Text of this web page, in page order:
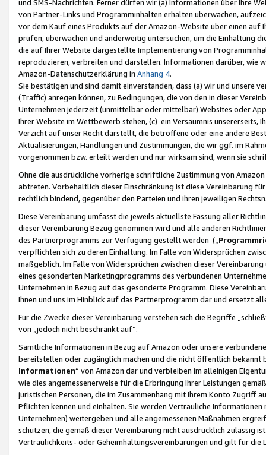
und SMS-Nachrichten. Ferner dürfen wir (a) Informationen über Ihre
von Partner-Links und Programminhalten erhalten überwachen,
vor dem Kauf eines Produkts auf der Amazon-Website über einen
prüfen, überwachen und anderweitig untersuchen, um die Einhaltung
die auf Ihrer Website dargestellte Implementierung von
reproduzieren, verbreiten und darstellen. Informationen darüber, wie
Amazon-Datenschutzerklärung in Anhang 4.
Sie bestätigen und sind damit einverstanden, dass (a) wir und
(Traffic) anregen können, zu Bedingungen, die von den in dieser
Unternehmen jederzeit (unmittelbar oder mittelbar) Websites oder
Ihrer Website im Wettbewerb stehen, (c) ein Versäumnis unsererseits,
Verzicht auf unser Recht darstellt, die betroffene oder eine andere
Aktualisierungen, Handlungen und Zustimmungen, die wir ggf. im
vorgenommen bzw. erteilt werden und nur wirksam sind, wenn sie
Ohne die ausdrückliche vorherige schriftliche Zustimmung von
abtreten. Vorbehaltlich dieser Einschränkung ist diese Vereinbarung
rechtlich bindend, gegenüber den Parteien und ihren jeweiligen
Diese Vereinbarung umfasst die jeweils aktuellste Fassung aller
dieser Vereinbarung Bezug genommen wird und alle anderen
des Partnerprogramms zur Verfügung gestellt werden („
verpflichten sich zu deren Einhaltung. Im Falle von Widersprüchen
maßgeblich. Im Falle von Widersprüchen zwischen dieser
eines gesonderten Marketingprogramms des verbundenen
Unternehmen in Bezug auf das gesonderte Programm. Diese
Ihnen und uns im Hinblick auf das Partnerprogramm dar und ersetzt
Für die Zwecke dieser Vereinbarung verstehen sich die Begriffe
von „jedoch nicht beschränkt auf“.
Sämtliche Informationen in Bezug auf Amazon oder unsere
bereitstellen oder zugänglich machen und die nicht öffentlich
Informationen“ von Amazon dar und verbleiben im alleinigen
wie dies angemessenerweise für die Erbringung Ihrer Leistungen
juristischen Personen, die im Zusammenhang mit Ihrem Konto
Pflichten kennen und einhalten. Sie werden Vertrauliche
Unternehmen) weitergeben und alle angemessenen Maßnahmen
schützen, die gemäß dieser Vereinbarung nicht ausdrücklich zulässig
Vertraulichkeits- oder Geheimhaltungsvereinbarungen und gilt für die